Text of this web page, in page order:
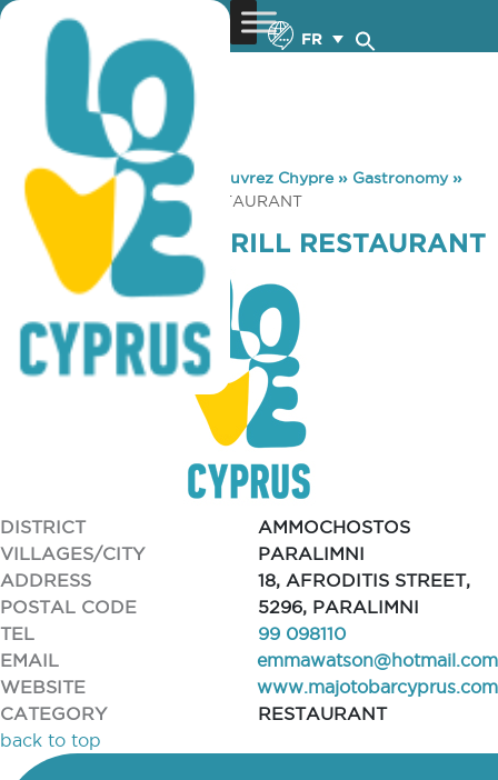
FR
You are here: Home »Découvrez Chypre» Gastronomy»
MOJITO BAR & GRILL RESTAURANT
MOJITO BAR & GRILL RESTAURANT
DISTRICT
AMMOCHOSTOS
VILLAGES/CITY
PARALIMNI
ADDRESS
18, AFRODITIS STREET,
POSTAL CODE
5296, PARALIMNI
TEL
99 098110
EMAIL
emmawatson@hotmail.com
WEBSITE
www.majotobarcyprus.com
CATEGORY
RESTAURANT
back to top